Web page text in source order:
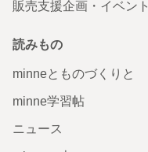
販売支援企画・イベント
読みもの
minneとものづくりと
minne学習帖
ニュース